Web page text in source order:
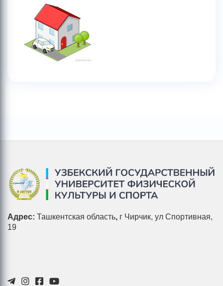
Адрес: Ташкентская область, г Чирчик, ул Спортивная,
19